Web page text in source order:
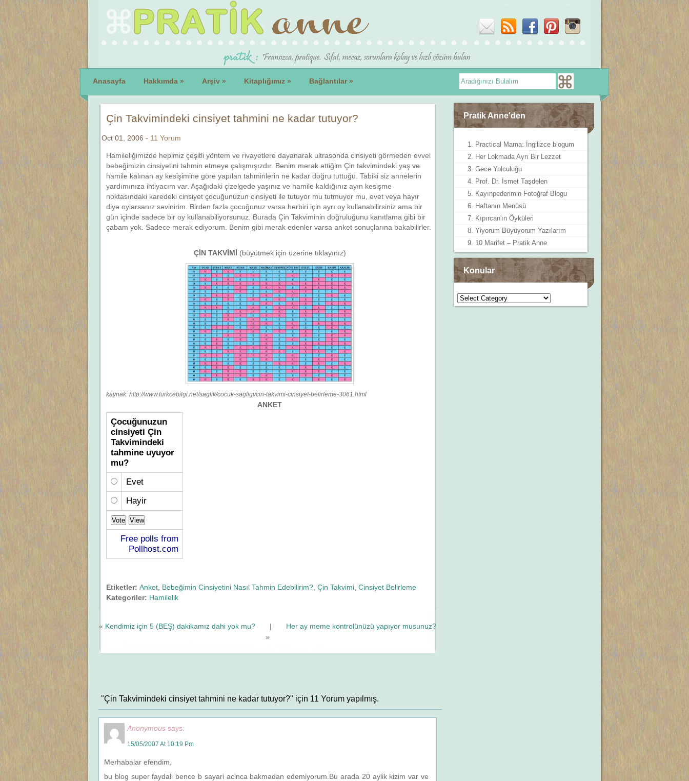
Anasayfa Hakkımda » Arşiv » Kitaplığımız » Bağlantılar»
Çin Takvimindeki cinsiyet tahmini ne kadar tutuyor?
Oct 01, 2006 - 11 Yorum
Hamileliğimizde hepimiz çeşitli yöntem ve rivayetlere dayanarak ultrasonda cinsiyeti görmeden evvel
bebeğimizin cinsiyetini tahmin etmeye çalışmışızdır. Benim merak ettiğim Çin takvimindeki yaş ve
hamile kalınan ay kesişimine göre yapılan tahminlerin ne kadar doğru tuttuğu. Tabiki siz annelerin
yardımınıza ihtiyacım var. Aşağıdaki çizelgede yaşınız ve hamile kaldığınız ayın kesişme
noktasındaki karedeki cinsiyet çocuğunuzun cinsiyeti ile tutuyor mu tutmuyor mu, evet veya hayır
diye oylarsanız sevinirim. Birden fazla çocuğunuz varsa herbiri için ayrı oy kullanabilirsiniz ama bir
gün içinde sadece bir oy kullanabiliyorsunuz. Burada Çin Takviminin doğruluğunu kanıtlama gibi bir
çabam yok. Sadece merak ediyorum. Benim gibi merak edenler varsa anket sonuçlarına bakabilirler.
ÇİN TAKVİMİ (büyütmek için üzerine tıklayınız)
kaynak: http://www.turkcebilgi.net/saglik/cocuk-sagligi/cin-takvimi-cinsiyet-belirleme-3061.html
ANKET
Çocuğunuzun
cinsiyeti Çin
Takvimindeki
tahmine uyuyor
mu?
Evet
Hayir
Free polls from
Pollhost.com
Etiketler: Anket Bebeğimin Cinsiyetini Nasıl Tahmin Edebilirim? Çin Takvimi Cinsiyet Belirleme
Kategoriler: Hamilelik
« Kendimiz için 5 (BEŞ) dakikamız dahi yok mu? | Her ay meme kontrolünüzü yapıyor musunuz?
»
"Çin Takvimindeki cinsiyet tahmini ne kadar tutuyor?" için 11 Yorum yapılmış.
Anonymous says:
15/05/2007 At 10:19 Pm
Merhabalar efendim,
bu blog super faydali bence b sayari acinca bakmadan edemiyorum.Bu arada 20 aylik kizim var ve
Pratik Anne'den
1. Practical Mama: İngilizce blogum
2. Her Lokmada Ayrı Bir Lezzet
3. Gece Yolculuğu
4. Prof. Dr. İsmet Taşdelen
5. Kayınpederimin Fotoğraf Blogu
6. Haftanın Menüsü
7. Kıpırcan'ın Öyküleri
8. Yiyorum Büyüyorum Yazılarım
9. 10 Marifet – Pratik Anne
Konular
Konular